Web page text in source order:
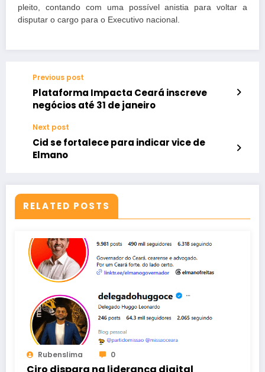
pleito, contando com uma possível anistia para voltar a
disputar o cargo para o Executivo nacional.
Previous post
Plataforma Impacta Ceará inscreve
negócios até 31 de janeiro
Next post
Cid se fortalece para indicar vice de
Elmano
RELATED POSTS
Rubenslima 0
Ciro dispara na liderança digital